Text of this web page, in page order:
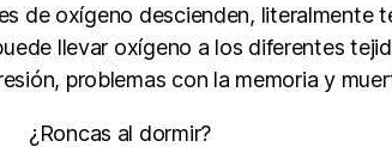
de oxígeno descienden, literalmente
llevar oxígeno a los diferentes
problemas con la memoria y
¿Roncas al dormir?